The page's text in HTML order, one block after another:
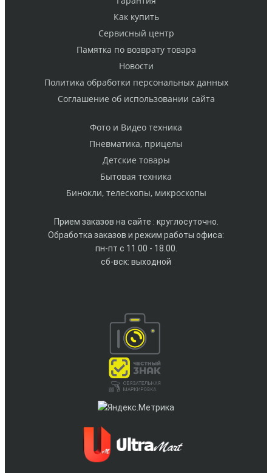
Как купить
Cервисный центр
Памятка по возврату товара
Новости
Политика обработки персональных данных
Cоглашение об использовании сайта
Фото и Видео техника
Пневматика, прицелы
Детские товары
Бытовая техника
Бинокли, телескопы, микроскопы
Прием заказов на сайте : круглосуточно.
Обработка заказов и режим работы офиса:
пн-пт с 11.00 - 18.00.
сб-вск: выходной